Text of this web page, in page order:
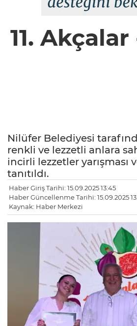
11.
Nilüfer Belediyesi
renkli ve lezzetli anlara
incirli lezzetler yarışması
tanıtıldı.
Haber Giriş Tarihi: 15.09.2025 13:45
Haber Güncellenme Tarihi: 15.09.2025
Kaynak: Haber Merkezi